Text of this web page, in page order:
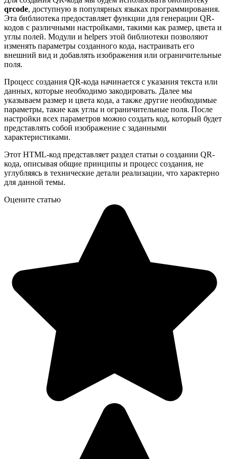
qrcode, доступную в популярных языках программирования.
Эта библиотека предоставляет функции для генерации QR-
кодов с различными настройками, такими как размер, цвета и
углы полей. Модули и helpers этой библиотеки позволяют
изменять параметры созданного кода, настраивать его
внешний вид и добавлять изображения или ограничительные
поля.
Процесс создания QR-кода начинается с указания текста или
данных, которые необходимо закодировать. Далее мы
указываем размер и цвета кода, а также другие необходимые
параметры, такие как углы и ограничительные поля. После
настройки всех параметров можно создать код, который будет
представлять собой изображение с заданными
характеристиками.
Этот HTML-код представляет раздел статьи о создании QR-
кода, описывая общие принципы и процесс создания, не
углубляясь в технические детали реализации, что характерно
для данной темы.
Оцените статью